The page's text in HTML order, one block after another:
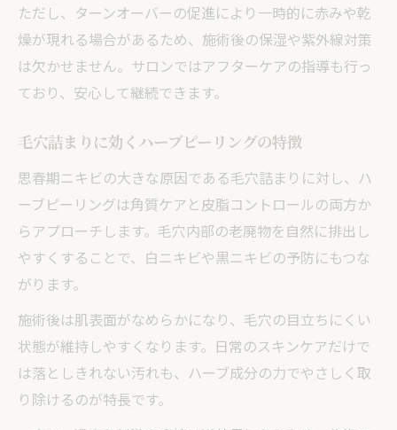
ただし、ターンオーバーの促進により一時的に赤みや乾
燥が現れる場合があるため、施術後の保湿や紫外線対策
は欠かせません。サロンではアフターケアの指導も行っ
ており、安心して継続できます。
毛穴詰まりに効くハーブピーリングの特徴
思春期ニキビの大きな原因である毛穴詰まりに対し、ハ
ーブピーリングは角質ケアと皮脂コントロールの両方か
らアプローチします。毛穴内部の老廃物を自然に排出し
やすくすることで、白ニキビや黒ニキビの予防にもつな
がります。
施術後は肌表面がなめらかになり、毛穴の目立ちにくい
状態が維持しやすくなります。日常のスキンケアだけで
は落としきれない汚れも、ハーブ成分の力でやさしく取
り除けるのが特長です。